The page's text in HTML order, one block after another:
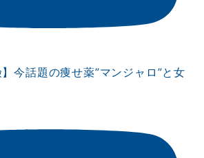
】今話題の痩せ薬”マンジャロ”と女